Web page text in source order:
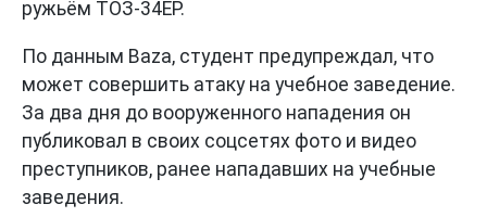
ружьём ТОЗ-34ЕР.
По данным Baza, студент предупреждал, что
может совершить атаку на учебное заведение.
За два дня до вооруженного нападения он
публиковал в своих соцсетях фото и видео
преступников, ранее нападавших на учебные
заведения.